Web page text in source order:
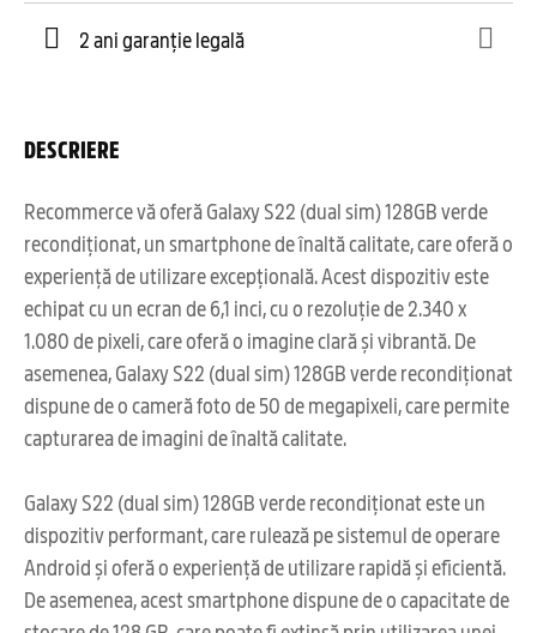
2 ani garanție legală
DESCRIERE
Recommerce vă oferă Galaxy S22 (dual sim) 128GB verde
recondiționat, un smartphone de înaltă calitate, care oferă o
experiență de utilizare excepțională. Acest dispozitiv este
echipat cu un ecran de 6,1 inci, cu o rezoluție de 2.340 x
1.080 de pixeli, care oferă o imagine clară și vibrantă. De
asemenea, Galaxy S22 (dual sim) 128GB verde recondiționat
dispune de o cameră foto de 50 de megapixeli, care permite
capturarea de imagini de înaltă calitate.
Galaxy S22 (dual sim) 128GB verde recondiționat este un
dispozitiv performant, care rulează pe sistemul de operare
Android și oferă o experiență de utilizare rapidă și eficientă.
De asemenea, acest smartphone dispune de o capacitate de